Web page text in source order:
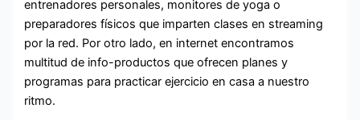
entrenadores personales, monitores de yoga o
preparadores físicos que imparten clases en streaming
por la red. Por otro lado, en internet encontramos
multitud de info-productos que ofrecen planes y
programas para practicar ejercicio en casa a nuestro
ritmo.